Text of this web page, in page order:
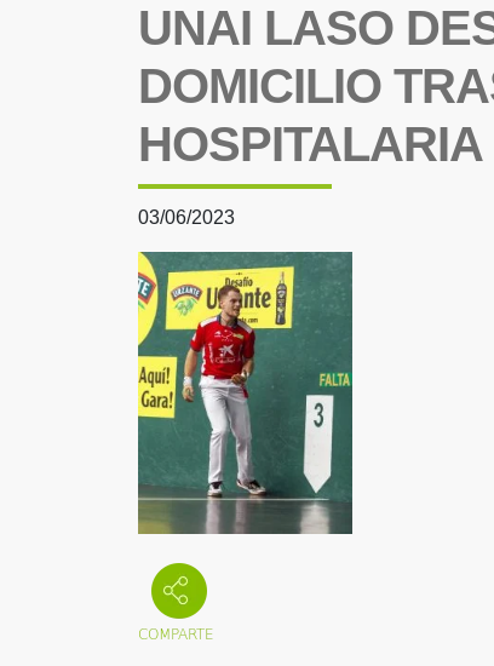
UNAI LASO
DOMICILIO
HOSPITALARIA
03/06/2023